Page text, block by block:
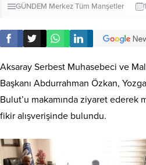
GÜNDEM MerkezTüm Manşetler
Aksaray Serbest Muhasebeci ve
Başkanı Abdurrahman Özkan,
Bulut’u makamında ziyaret ederek
fikir alışverişinde bulundu.